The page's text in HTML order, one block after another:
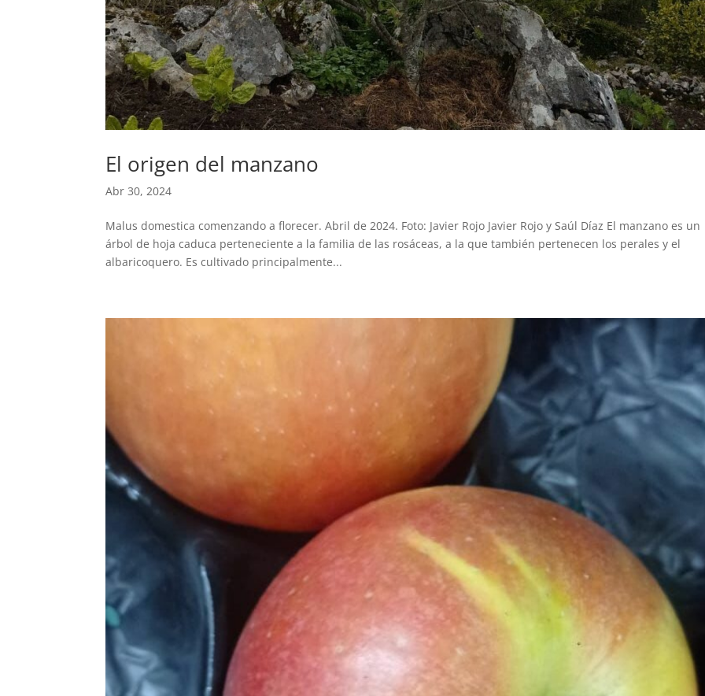
El origen del manzano
Abr 30, 2024
Malus domestica comenzando a florecer. Abril de 2024. Foto: Javier Rojo Javier Rojo y Saúl Díaz El manzano es un
árbol de hoja caduca perteneciente a la familia de las rosáceas, a la que también pertenecen los perales y el
albaricoquero. Es cultivado principalmente...